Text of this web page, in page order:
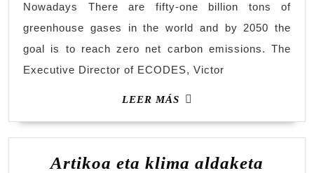
Nowadays There are fifty-one billion tons of
greenhouse gases in the world and by 2050 the
goal is to reach zero net carbon emissions. The
Executive Director of ECODES, Victor
LEER MÁS
Artikoa eta klima aldaketa